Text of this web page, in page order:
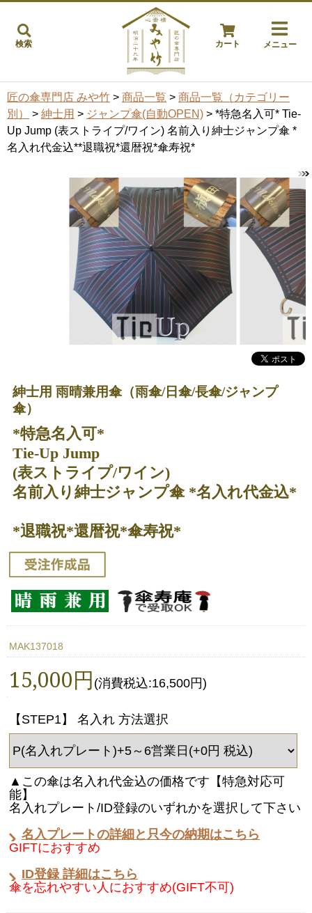
検索 カート メニュー
匠の傘専門店 みや竹 > 商品一覧 > 商品一覧（カテゴリー
別）
> 紳士用 > ジャンプ傘(自動OPEN) > *特急名入可* Tie-
Up Jump (表ストライプ/ワイン) 名前入り紳士ジャンプ傘 *
名入れ代金込**退職祝*還暦祝*傘寿祝*
紳士用 雨晴兼用傘（雨傘/日傘/長傘/ジャンプ
傘）
*特急名入可*
Tie-Up Jump
(表ストライプ/ワイン)
名前入り紳士ジャンプ傘 *名入れ代金込*
*退職祝*還暦祝*傘寿祝*
MAK137018
15,000円 (消費税込:16,500円)
【STEP1】 名入れ 方法選択
▲この傘は名入れ代金込の価格です【特急対応可
能】
名入れプレート/ID登録のいずれかを選択して下さい
名入プレートの詳細と只今の納期はこちら
GIFTにおすすめ
ID登録 詳細はこちら
傘を忘れやすい人におすすめ(GIFT不可)